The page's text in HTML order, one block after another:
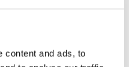
content and ads, to
fikk epilepsi for to år
måtte de lete seg fram